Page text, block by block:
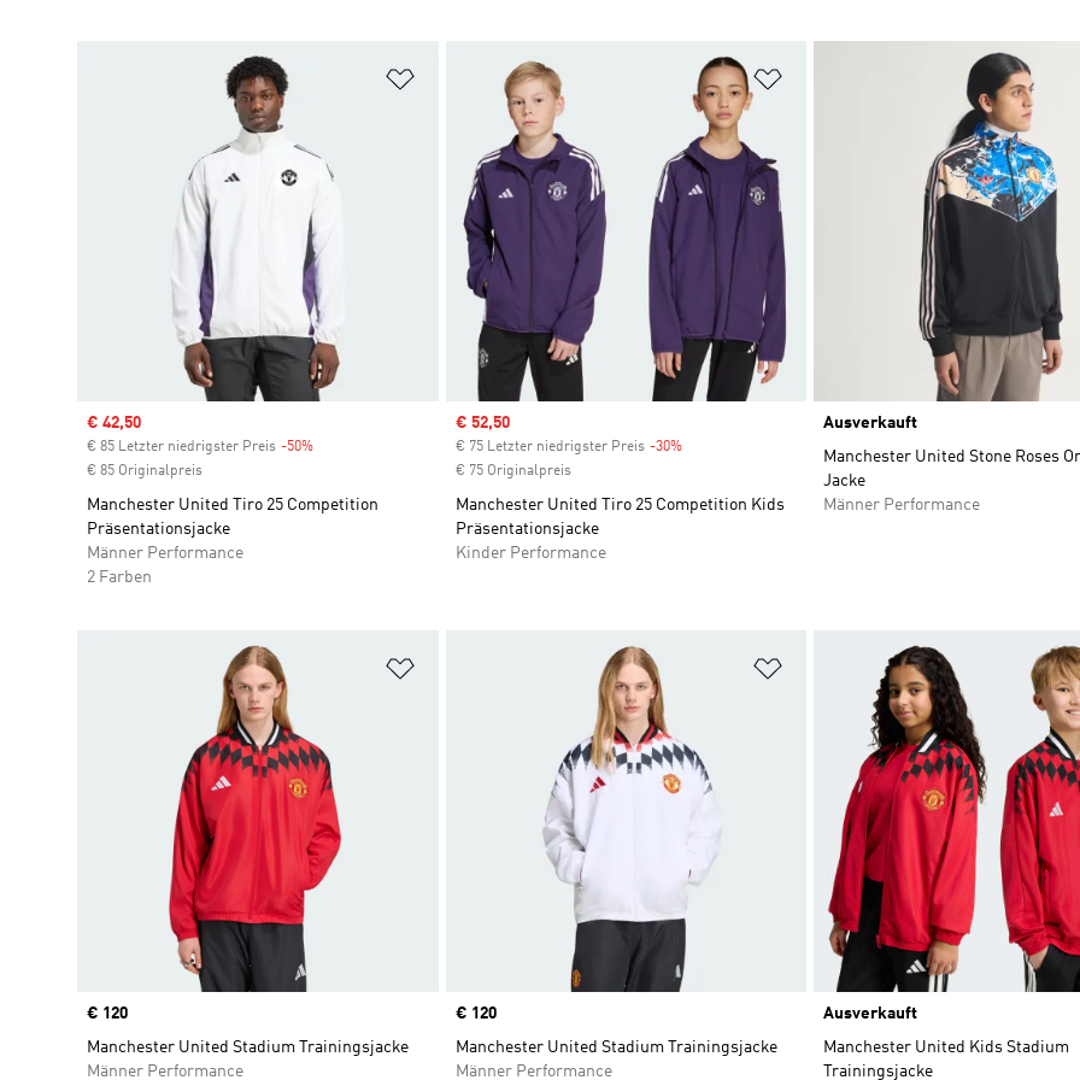
Zur Wunschliste hinzufügen
Sale price
€ 42,50
€ 85 Letzter niedrigster Preis -50%
€ 85 Originalpreis
Manchester United Tiro 25 Competition
Präsentationsjacke
Männer Performance
2 Farben
Zur Wunschliste hinzufügen
Sale price
€ 52,50
€ 75 Letzter niedrigster Preis -30%Discount
€ 75 Originalpreis
Manchester United Tiro 25 Competition Kids
Präsentationsjacke
Kinder Performance
Ausverkauft
Manchester United Stone Roses
Jacke
Männer Performance
Zur Wunschliste hinzufügen
Price
€ 120
Manchester United Stadium Trainingsjacke
Männer Performance
Zur Wunschliste hinzufügen
Price
€ 120
Manchester United Stadium Trainingsjacke
Männer Performance
Ausverkauft
Manchester United Kids Stadium
Trainingsjacke